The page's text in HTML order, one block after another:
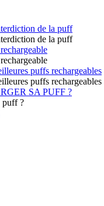
de la puff
de la puff
puffs rechargeables
puffs rechargeables
SA PUFF ?
puff ?